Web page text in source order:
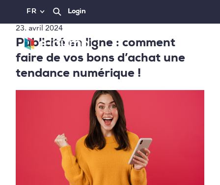
FR Login
23. avril 2024
Publicité en ligne : comment
faire de vos bons d’achat une
tendance numérique !